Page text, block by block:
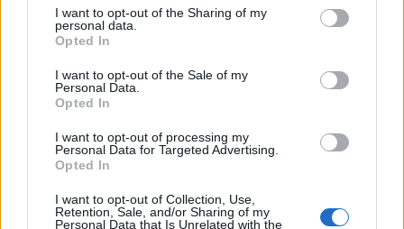
not limited to your visit or usage behaviour. You may click to
grant or deny consent to Google and its third-party tags to
use your data for below specified purposes in below Google
consent section.
I want to opt-out of the Sharing of my
personal data.
Opted In
I want to opt-out of the Sale of my
Personal Data.
Opted In
I want to opt-out of processing my
Personal Data for Targeted Advertising.
Opted In
I want to opt-out of Collection, Use,
Retention, Sale, and/or Sharing of my
Personal Data that Is Unrelated with the
Ιδιαίτερο ενδιαφέρον παρουσιάζουν και τα
στοιχεία για την ένταση των υποχρεωτικών
ετήσιων ελέγχων των παραγωγών από ελεγκτές
των φορέων πιστοποίησης. Σε ορισμένες
περιπτώσεις καταγράφηκε μεγάλος αριθμός
ελέγχων από τον ίδιο ελεγκτή μέσα στην ίδια
ημέρα ή σε διαδοχικές ημέρες.